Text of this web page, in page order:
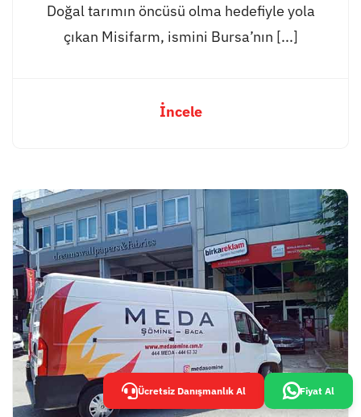
Doğal tarımın öncüsü olma hedefiyle yola
çıkan Misifarm, ismini Bursa’nın [...]
İncele
Ücretsiz Danışmanlık Al Fiyat Al